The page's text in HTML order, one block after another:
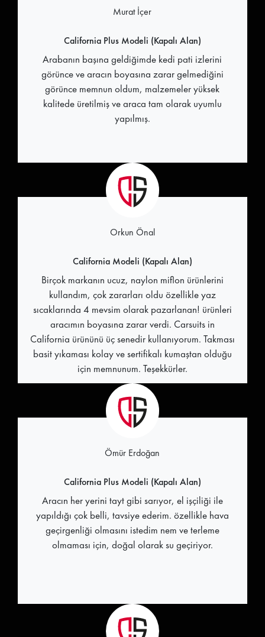
Murat İçer
California Plus Modeli (Kapalı Alan)
Arabanın başına geldiğimde kedi pati izlerini
görünce ve aracın boyasına zarar gelmediğini
görünce memnun oldum, malzemeler yüksek
kalitede üretilmiş ve araca tam olarak uyumlu
yapılmış.
Orkun Önal
California Modeli (Kapalı Alan)
Birçok markanın ucuz, naylon miflon ürünlerini
kullandım, çok zararları oldu özellikle yaz
sıcaklarında 4 mevsim olarak pazarlanan! ürünleri
aracımın boyasına zarar verdi. Carsuits in
California ürününü üç senedir kullanıyorum. Takması
basit yıkaması kolay ve sertifikalı kumaştan olduğu
için memnunum. Teşekkürler.
Ömür Erdoğan
California Plus Modeli (Kapalı Alan)
Aracın her yerini tayt gibi sarıyor, el işçiliği ile
yapıldığı çok belli, tavsiye ederim. özellikle hava
geçirgenliği olmasını istedim nem ve terleme
olmaması için, doğal olarak su geçiriyor.